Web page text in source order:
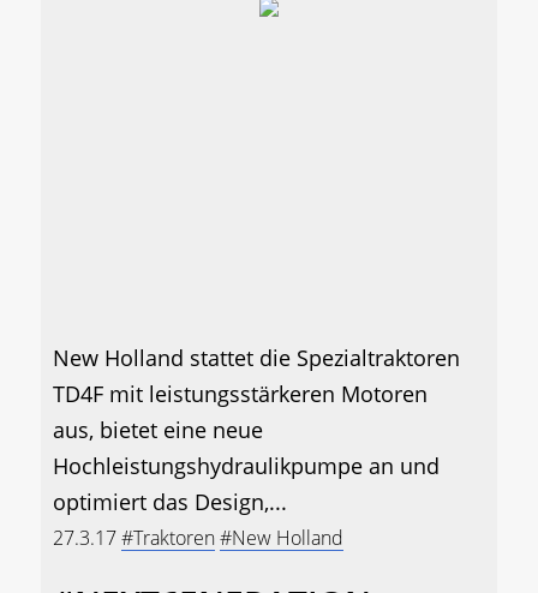
New Holland stattet die Spezialtraktoren
TD4F mit leistungsstärkeren Motoren
aus, bietet eine neue
Hochleistungshydraulikpumpe an und
optimiert das Design,...
27.3.17#Traktoren#New Holland